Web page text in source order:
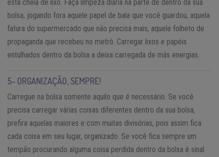
está cheia de lixo. Faça limpeza diária na parte de dentro da sua
bolsa, jogando fora aquele papel de bala que você guardou, aquela
fatura do supermercado que não precisa mais, aquele folheto de
propaganda que recebeu no metrô. Carregar lixos e papéis
entulhados dentro da bolsa a deixa carregada de más energias.
5- ORGANIZAÇÃO, SEMPRE!
Carregue na bolsa somente aquilo que é necessário. Se você
precisa carregar várias coisas diferentes dentro da sua bolsa,
prefira aquelas maiores e com muitas divisórias, pois assim fica
cada coisa em seu lugar, organizado. Se você fica sempre um
tempão procurando alguma coisa perdida dentro da bolsa é sinal